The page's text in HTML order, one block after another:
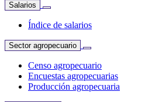
Salarios
Índice de salarios
Sector agropecuario
Censo agropecuario
Encuestas agropecuarias
Producción agropecuaria